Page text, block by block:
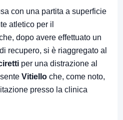
con una partita a superficie
atletico per il
dopo avere effettuato un
recupero, si è riaggregato al
per una distrazione al
Vitiello che, come noto,
presso la clinica